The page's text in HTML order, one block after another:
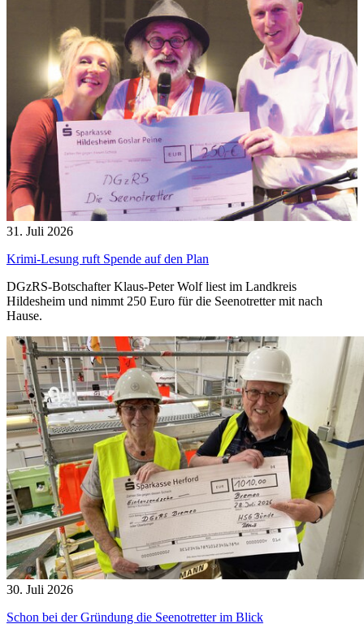
31. Juli 2026
Krimi-Lesung ruft Spende auf den Plan
DGzRS-Botschafter Klaus-Peter Wolf liest im Landkreis
Hildesheim und nimmt 250 Euro für die Seenotretter mit nach
Hause.
30. Juli 2026
Schon bei der Gründung die Seenotretter im Blick